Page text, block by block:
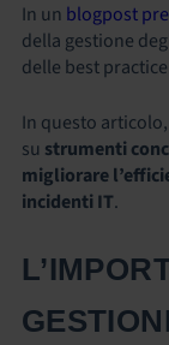
In un blogpost
della gestione
delle best
In questo
su strumenti
migliorare
incidenti IT.